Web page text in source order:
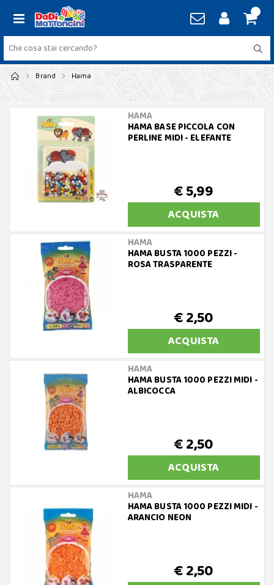
Brand Hama
HAMA
HAMA BASE PICCOLA CON
PERLINE MIDI - ELEFANTE
€ 5,99
ACQUISTA
HAMA
HAMA BUSTA 1000 PEZZI -
ROSA TRASPARENTE
€ 2,50
ACQUISTA
HAMA
HAMA BUSTA 1000 PEZZI MIDI -
ALBICOCCA
€ 2,50
ACQUISTA
HAMA
HAMA BUSTA 1000 PEZZI MIDI -
ARANCIO NEON
€ 2,50